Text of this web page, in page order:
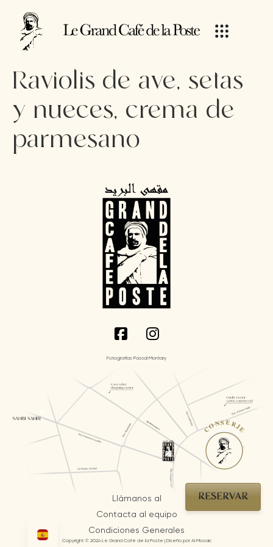
Raviolis de ave, setas
y nueces, crema de
parmesano
Llámanos al
Contacta al equipo
Condiciones Generales
Fotografías Pascal Montary
Copyright © 2026 Le Grand Café de la Poste | Diseño por AI Mosaic
RESERVAR
CONSERJE